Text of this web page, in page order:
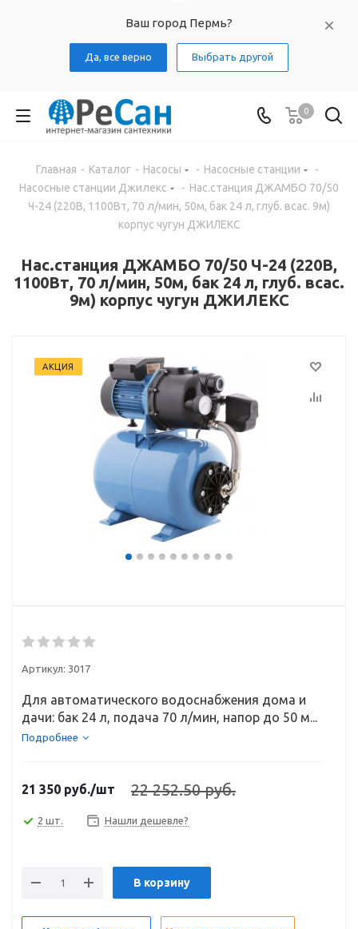
Ваш город Пермь?
Да, все верно Выбрать другой
0
Главная - Каталог - Насосы - Насосные станции
-
Насосные станции Джилекс
- Нас.станция ДЖАМБО 70/50
Ч-24 (220В, 1100Вт, 70 л/мин, 50м, бак 24 л, глуб. всас. 9м)
корпус чугун ДЖИЛЕКС
Нас.станция ДЖАМБО 70/50 Ч-24 (220В,
1100Вт, 70 л/мин, 50м, бак 24 л, глуб. всас.
9м) корпус чугун ДЖИЛЕКС
АКЦИЯ
Артикул: 3017
Для автоматического водоснабжения дома и
дачи: бак 24 л, подача 70 л/мин, напор до 50 м...
Подробнее
21 350 руб./шт 22 252.50 руб.
2 шт. Нашли дешевле?
В корзину